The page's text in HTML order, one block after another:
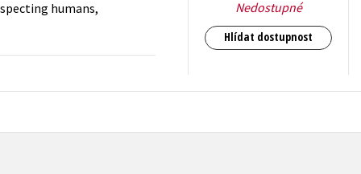
humans,
Nedostupné
Hlídat dostupnost